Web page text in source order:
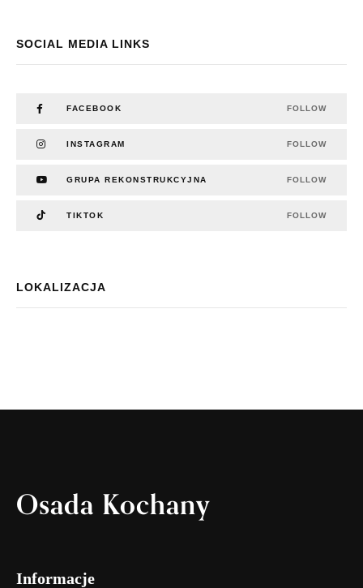
SOCIAL MEDIA LINKS
FACEBOOK FOLLOW
INSTAGRAM FOLLOW
GRUPA REKONSTRUKCYJNA FOLLOW
TIKTOK FOLLOW
LOKALIZACJA
Osada Kochany
Informacje